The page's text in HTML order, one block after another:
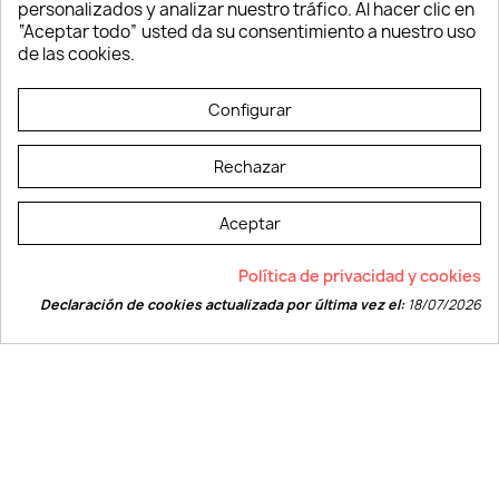
Verano y playa
Vestuario laboral
© LEVELPRINT - 2026
La página dispone de código accesible según las normas dictadas por la
W3C
personalizados y analizar nuestro tráfico. Al hacer clic en
“Aceptar todo” usted da su consentimiento a nuestro uso
de las cookies.
Configurar
Rechazar
Aceptar
Política de privacidad y cookies
Declaración de cookies actualizada por última vez el:18/07/2026